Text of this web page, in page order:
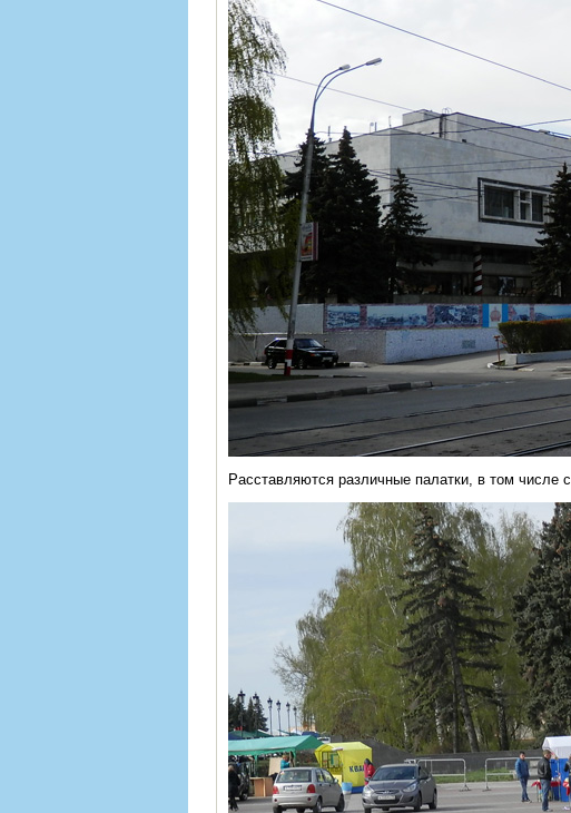
Расставляются различные палатки, в том числе